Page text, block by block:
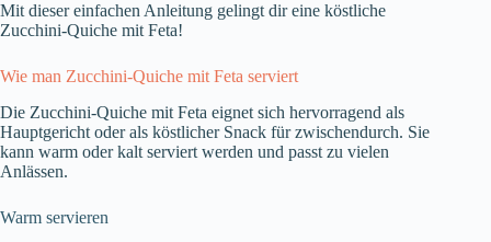
Mit dieser einfachen Anleitung gelingt dir eine köstliche
Zucchini-Quiche mit Feta!
Wie man Zucchini-Quiche mit Feta serviert
Die Zucchini-Quiche mit Feta eignet sich hervorragend als
Hauptgericht oder als köstlicher Snack für zwischendurch. Sie
kann warm oder kalt serviert werden und passt zu vielen
Anlässen.
Warm servieren